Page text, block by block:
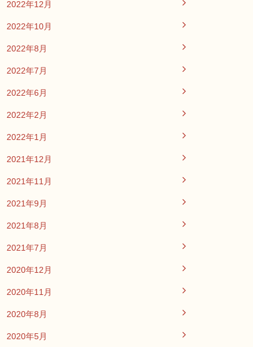
2022年12月
2022年10月
2022年8月
2022年7月
2022年6月
2022年2月
2022年1月
2021年12月
2021年11月
2021年9月
2021年8月
2021年7月
2020年12月
2020年11月
2020年8月
2020年5月